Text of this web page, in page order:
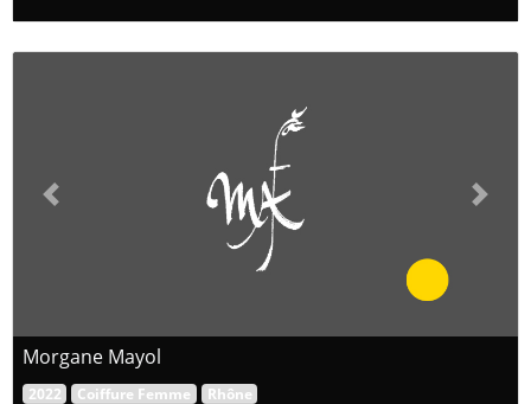
Previous Next
Morgane Mayol
2022 Coiffure Femme Rhône